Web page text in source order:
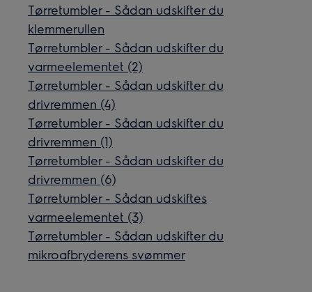
Tørretumbler - Sådan udskifter du
klemmerullen
Tørretumbler - Sådan udskifter du
varmeelementet (2)
Tørretumbler - Sådan udskifter du
drivremmen (4)
Tørretumbler - Sådan udskifter du
drivremmen (1)
Tørretumbler - Sådan udskifter du
drivremmen (6)
Tørretumbler - Sådan udskiftes
varmeelementet (3)
Tørretumbler - Sådan udskifter du
mikroafbryderens svømmer